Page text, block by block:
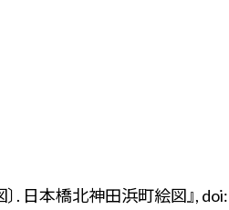
. 日本橋北神田浜町絵図』, doi: